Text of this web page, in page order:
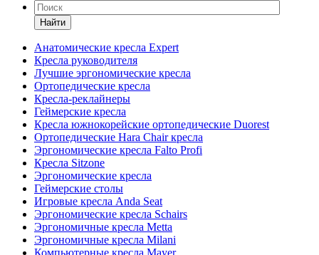
Найти
Анатомические кресла Expert
Кресла руководителя
Лучшие эргономические кресла
Ортопедические кресла
Кресла-реклайнеры
Геймерские кресла
Кресла южнокорейские ортопедические Duorest
Ортопедические Hara Chair кресла
Эргономические кресла Falto Profi
Кресла Sitzone
Эргономические кресла
Геймерские столы
Игровые кресла Anda Seat
Эргономические кресла Schairs
Эргономичные кресла Metta
Эргономичные кресла Milani
Компьютерные кресла Mayer